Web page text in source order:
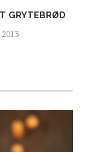
GRYTEBRØD